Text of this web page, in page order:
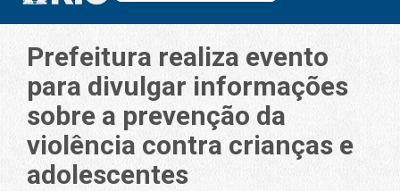
Prefeitura realiza evento
para divulgar informações
sobre a prevenção da
violência contra crianças e
adolescentes